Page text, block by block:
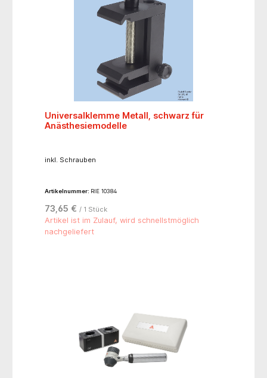
Universalklemme Metall, schwarz für
Anästhesiemodelle
inkl. Schrauben
Artikelnummer: RIE 10384
73,65 € / 1 Stück
Artikel ist im Zulauf, wird schnellstmöglich
nachgeliefert